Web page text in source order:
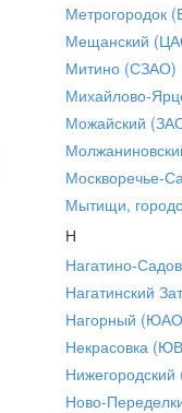
Метрогородок
Мещанский
Митино (СЗАО)
Михайлово-
Можайский
Москворечье-
Мытищи,
Н
Нагатино-
Нагатинский
Нагорный
Некрасовка
Ново-